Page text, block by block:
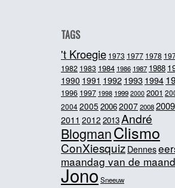
TAGS
't Kroegie 1973 1977 1978
1982 1983 1984 1986 1987 1988
1990 1991 19921993 1994
1996 1997 1998 1999 2000 2001
20042005 2006200720082009
2011 2012 2013André
BlogmanClismo
ConXiesquiz Dennes
maandag van de maand
JonoSneeuw